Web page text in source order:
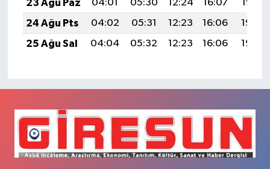
23 Ağu Paz
04:01 05:30 12:24 16:07
19:07
24 Ağu Pts
04:02 05:31 12:23 16:06
19:06
25 Ağu Sal
04:04 05:32 12:23 16:06 19:05